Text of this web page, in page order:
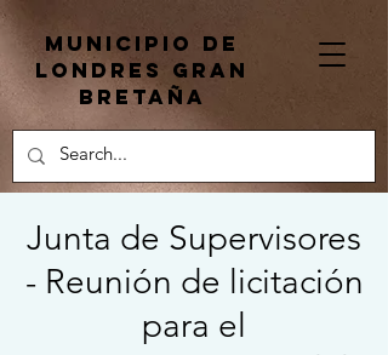
Municipio de
Londres Gran
Bretaña
Junta de Supervisores
- Reunión de licitación
para el